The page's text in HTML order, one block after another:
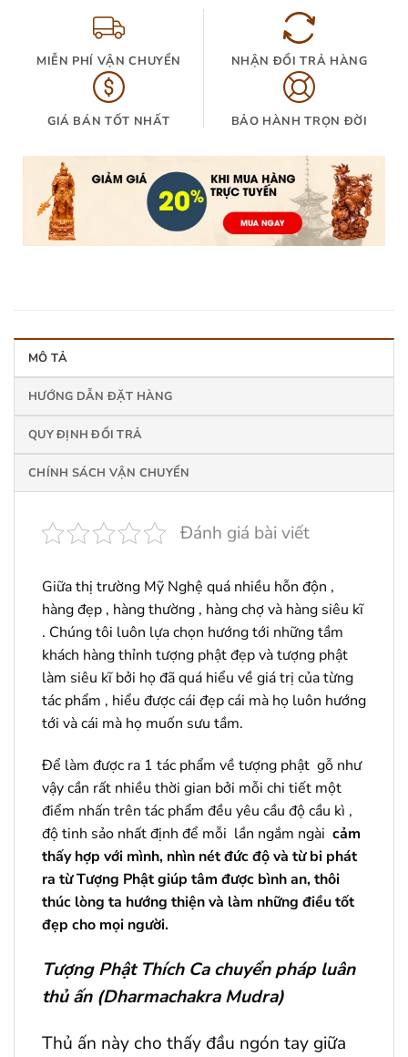
MIỄN PHÍ VẬN CHUYỂN NHẬN ĐỔI TRẢ HÀNG
GIÁ BÁN TỐT NHẤT BẢO HÀNH TRỌN ĐỜI
MÔ TẢ
HƯỚNG DẪN ĐẶT HÀNG
QUY ĐỊNH ĐỔI TRẢ
CHÍNH SÁCH VẬN CHUYỂN
Đánh giá bài viết
Giữa thị trường Mỹ Nghệ quá nhiều hỗn độn ,
hàng đẹp , hàng thường , hàng chợ và hàng siêu kĩ
. Chúng tôi luôn lựa chọn hướng tới những tầm
khách hàng thỉnh tượng phật đẹp và tượng phật
làm siêu kĩ bởi họ đã quá hiểu về giá trị của từng
tác phẩm , hiểu được cái đẹp cái mà họ luôn hướng
tới và cái mà họ muốn sưu tầm.
Để làm được ra 1 tác phẩm về tượng phật gỗ như
vậy cần rất nhiều thời gian bởi mỗi chi tiết một
điểm nhấn trên tác phẩm đều yêu cầu độ cầu kì ,
độ tinh sảo nhất định để mỗi lần ngắm ngài cảm
thấy hợp với mình, nhìn nét đức độ và từ bi phát
ra từ Tượng Phật giúp tâm được bình an, thôi
thúc lòng ta hướng thiện và làm những điều tốt
đẹp cho mọi người.
Tượng Phật Thích Ca chuyển pháp luân
thủ ấn (Dharmachakra Mudra)
Thủ ấn này cho thấy đầu ngón tay giữa